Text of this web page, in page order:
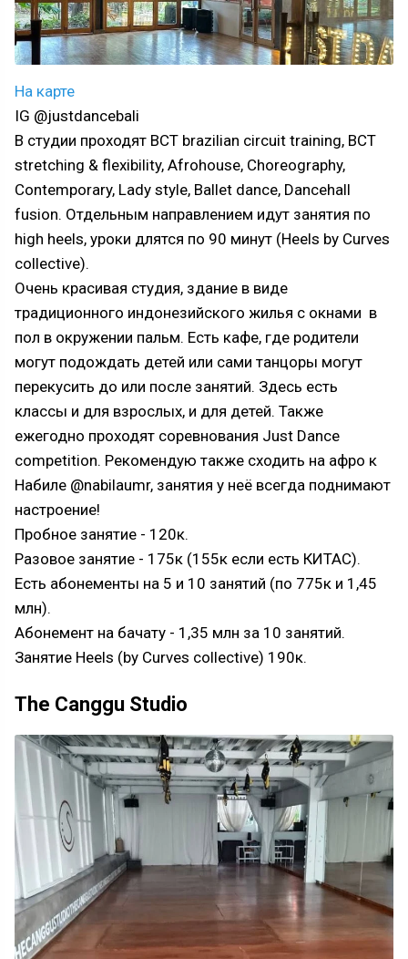
На карте
IG @justdancebali
В студии проходят BCT brazilian circuit training, BCT
stretching & flexibility, Afrohouse, Choreography,
Contemporary, Lady style, Ballet dance, Dancehall
fusion. Отдельным направлением идут занятия по
high heels, уроки длятся по 90 минут (Heels by Curves
collective).
Очень красивая студия, здание в виде
традиционного индонезийского жилья с окнами в
пол в окружении пальм. Есть кафе, где родители
могут подождать детей или сами танцоры могут
перекусить до или после занятий. Здесь есть
классы и для взрослых, и для детей. Также
ежегодно проходят соревнования Just Dance
competition. Рекомендую также сходить на афро к
Набиле @nabilaumr, занятия у неё всегда поднимают
настроение!
Пробное занятие - 120к.
Разовое занятие - 175к (155к если есть КИТАС).
Есть абонементы на 5 и 10 занятий (по 775к и 1,45
млн).
Абонемент на бачату - 1,35 млн за 10 занятий.
Занятие Heels (by Curves collective) 190к.
The Canggu Studio